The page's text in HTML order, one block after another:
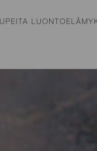
UPEITA
katsovalla
tähtiä